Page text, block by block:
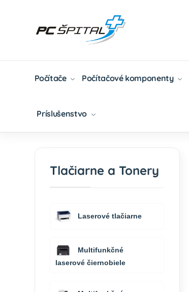
Počítače Počítačové komponenty
Príslušenstvo
Domov Tlačiarne A Tonery
Tlačiarne a Tonery
Laserové tlačiarne
Multifunkčné
laserové čiernobiele